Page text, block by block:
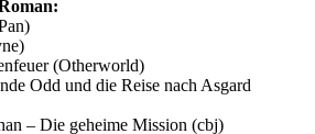
(Otherworld)
Odd und die Reise nach Asgard
– Die geheime Mission (cbj)